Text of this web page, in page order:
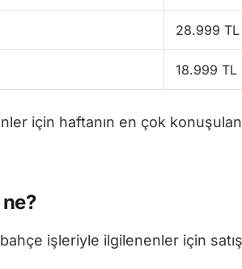
28.999 TL
18.999 TL
için haftanın en çok konuşulan
işleriyle ilgilenenler için